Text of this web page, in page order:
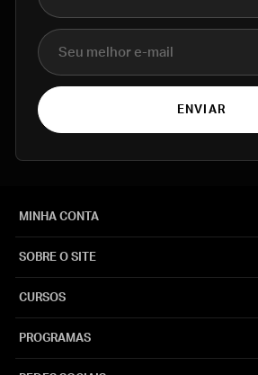
E-mail
ENVIAR
MINHA CONTA
SOBRE O SITE
CURSOS
PROGRAMAS